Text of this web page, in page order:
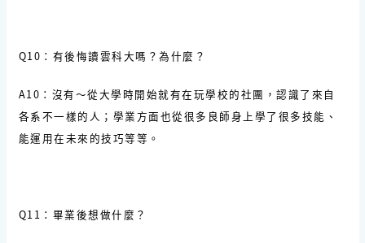
Q10：有後悔讀雲科大嗎？為什麼？
A10：沒有～從大學時開始就有在玩學校的社團，認識了來自
各系不一樣的人；學業方面也從很多良師身上學了很多技能、
能運用在未來的技巧等等。
Q11：畢業後想做什麼？